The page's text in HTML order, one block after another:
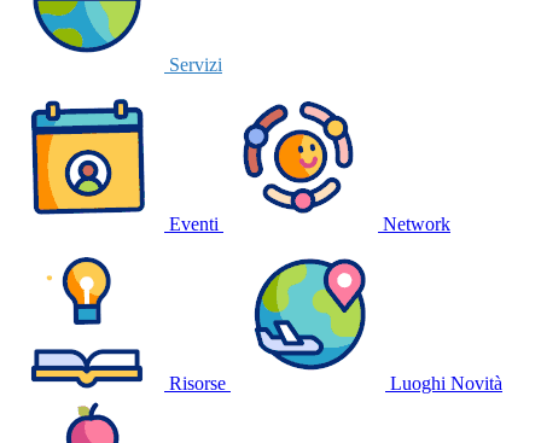
Servizi
Eventi Network
Risorse Luoghi Novità